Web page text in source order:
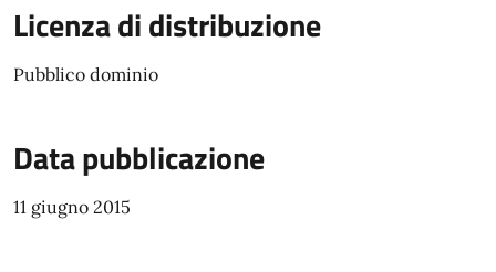
Licenza di distribuzione
Pubblico dominio
Data pubblicazione
11 giugno 2015